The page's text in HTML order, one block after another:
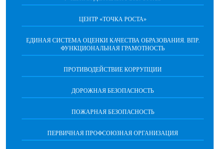
ЦЕНТР «ТОЧКА РОСТА»
ЕДИНАЯ СИСТЕМА ОЦЕНКИ КАЧЕСТВА ОБРАЗОВАНИЯ. ВПР.
ФУНКЦИОНАЛЬНАЯ ГРАМОТНОСТЬ
ПРОТИВОДЕЙСТВИЕ КОРРУПЦИИ
ДОРОЖНАЯ БЕЗОПАСНОСТЬ
ПОЖАРНАЯ БЕЗОПАСНОСТЬ
ПЕРВИЧНАЯ ПРОФСОЮЗНАЯ ОРГАНИЗАЦИЯ